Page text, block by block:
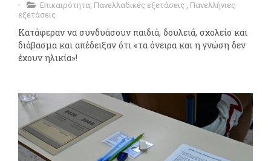
Επικαιρότητα, Πανελλαδικές εξετάσεις , Πανελλήνιες
εξετάσεις
Κατάφεραν να συνδυάσουν παιδιά, δουλειά, σχολείο και
διάβασμα και απέδειξαν ότι «τα όνειρα και η γνώση δεν
έχουν ηλικία»!